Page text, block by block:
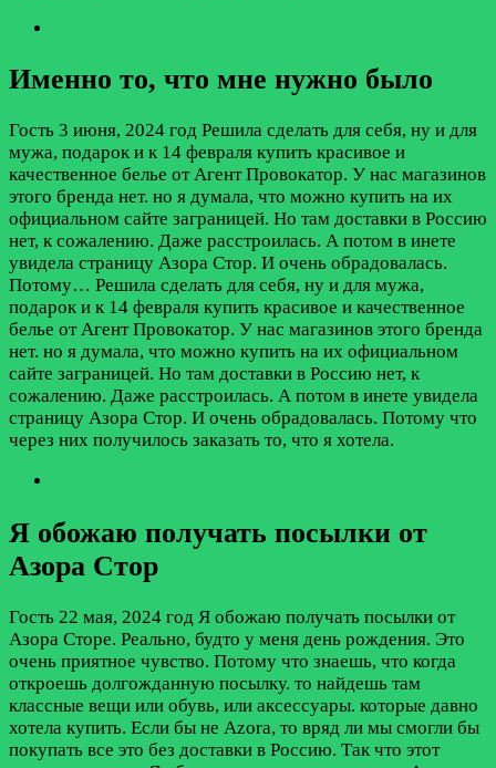
Именно то, что мне нужно было
Гость 3 июня, 2024 год Решила сделать для себя, ну и для
мужа, подарок и к 14 февраля купить красивое и
качественное белье от Агент Провокатор. У нас магазинов
этого бренда нет. но я думала, что можно купить на их
официальном сайте заграницей. Но там доставки в Россию
нет, к сожалению. Даже расстроилась. А потом в инете
увидела страницу Азора Стор. И очень обрадовалась.
Потому… Решила сделать для себя, ну и для мужа,
подарок и к 14 февраля купить красивое и качественное
белье от Агент Провокатор. У нас магазинов этого бренда
нет. но я думала, что можно купить на их официальном
сайте заграницей. Но там доставки в Россию нет, к
сожалению. Даже расстроилась. А потом в инете увидела
страницу Азора Стор. И очень обрадовалась. Потому что
через них получилось заказать то, что я хотела.
Я обожаю получать посылки от
Азора Стор
Гость 22 мая, 2024 год Я обожаю получать посылки от
Азора Сторе. Реально, будто у меня день рождения. Это
очень приятное чувство. Потому что знаешь, что когда
откроешь долгожданную посылку. то найдешь там
классные вещи или обувь, или аксессуары. которые давно
хотела купить. Если бы не Azora, то вряд ли мы смогли бы
покупать все это без доставки в Россию. Так что этот